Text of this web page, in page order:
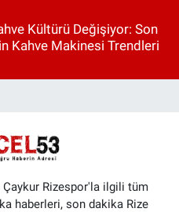
Kültürü Değişiyor: Son
Kahve Makinesi Trendleri
Rizespor'la ilgili tüm
haberleri, son dakika Rize